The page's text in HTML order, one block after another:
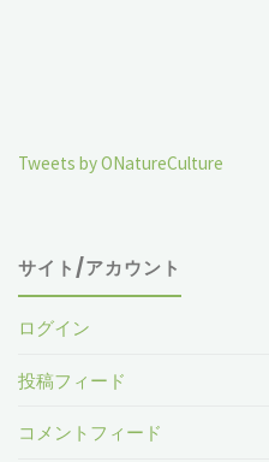
Tweets by ONatureCulture
サイト/アカウント
ログイン
投稿フィード
コメントフィード